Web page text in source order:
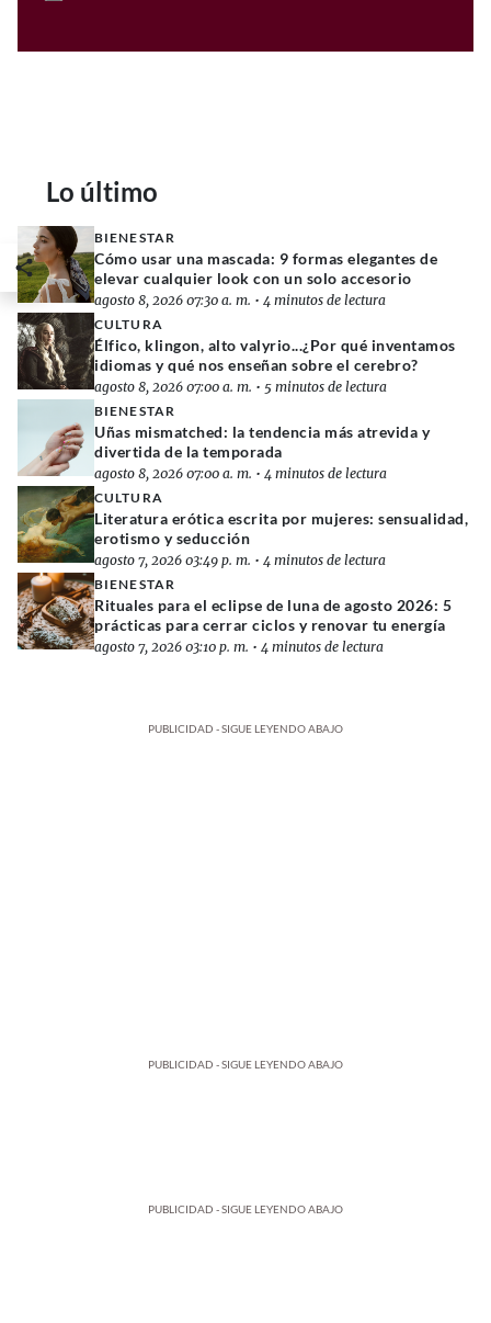
Lo último
BIENESTAR
Cómo usar una mascada: 9 formas elegantes de
elevar cualquier look con un solo accesorio
agosto 8, 2026 07:30 a. m. • 4 minutos de lectura
CULTURA
Élfico, klingon, alto valyrio...¿Por qué inventamos
idiomas y qué nos enseñan sobre el cerebro?
agosto 8, 2026 07:00 a. m. • 5 minutos de lectura
BIENESTAR
Uñas mismatched: la tendencia más atrevida y
divertida de la temporada
agosto 8, 2026 07:00 a. m. • 4 minutos de lectura
CULTURA
Literatura erótica escrita por mujeres: sensualidad,
erotismo y seducción
agosto 7, 2026 03:49 p. m. • 4 minutos de lectura
BIENESTAR
Rituales para el eclipse de luna de agosto 2026: 5
prácticas para cerrar ciclos y renovar tu energía
agosto 7, 2026 03:10 p. m. • 4 minutos de lectura
PUBLICIDAD - SIGUE LEYENDO ABAJO
PUBLICIDAD - SIGUE LEYENDO ABAJO
PUBLICIDAD - SIGUE LEYENDO ABAJO